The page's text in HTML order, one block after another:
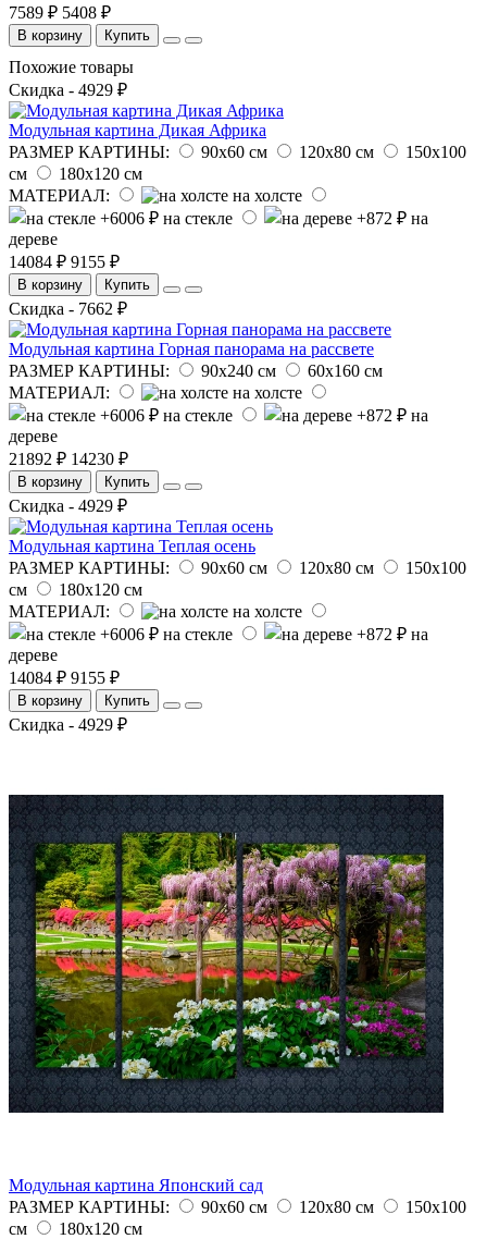
7589 ₽ 5408 ₽
В корзину Купить
Похожие товары
Скидка - 4929 ₽
Модульная картина Дикая Африка
РАЗМЕР КАРТИНЫ:
90х60 см 120х80 см
150х100
см
180х120 см
МАТЕРИАЛ:
на холсте
на стекле
на
дереве
14084 ₽ 9155 ₽
В корзину Купить
Скидка - 7662 ₽
Модульная картина Горная панорама на рассвете
РАЗМЕР КАРТИНЫ:
90х240 см
60х160 см
МАТЕРИАЛ:
на холсте
на стекле
на
дереве
21892 ₽ 14230 ₽
В корзину Купить
Скидка - 4929 ₽
Модульная картина Теплая осень
РАЗМЕР КАРТИНЫ:
90х60 см 120х80 см
150х100
см
180х120 см
МАТЕРИАЛ:
на холсте
на стекле
на
дереве
14084 ₽ 9155 ₽
В корзину Купить
Скидка - 4929 ₽
Модульная картина Японский сад
РАЗМЕР КАРТИНЫ:
90х60 см 120х80 см
150х100
см
180х120 см